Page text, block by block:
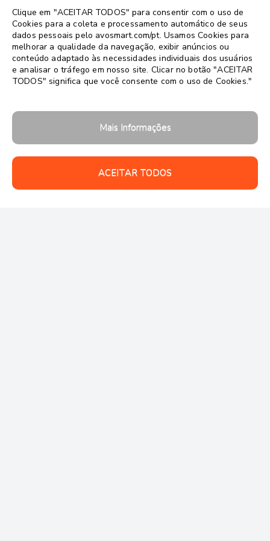
Clique em "ACEITAR TODOS" para consentir com o uso de
Cookies para a coleta e processamento automático de seus
dados pessoais pelo avosmart.com/pt. Usamos Cookies para
melhorar a qualidade da navegação, exibir anúncios ou
conteúdo adaptado às necessidades individuais dos usuários
e analisar o tráfego em nosso site. Clicar no botão "ACEITAR
TODOS" significa que você consente com o uso de Cookies."
Mais Informações
ACEITAR TODOS